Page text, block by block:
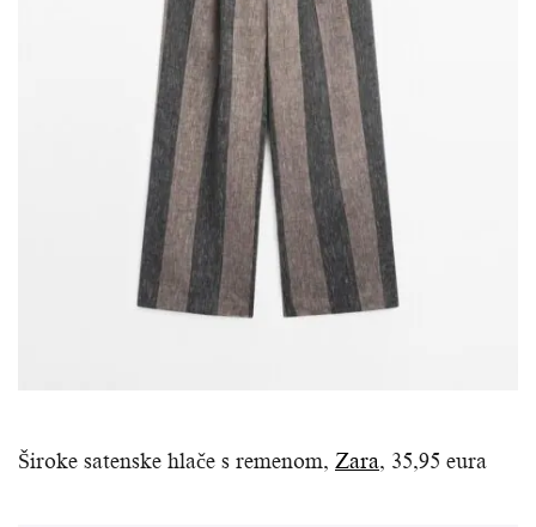
Široke satenske hlače s remenom, Zara, 35,95 eura